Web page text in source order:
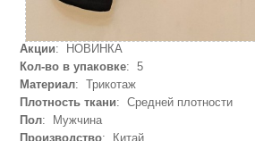
Акции: НОВИНКА
Кол-во в упаковке: 5
Материал: Трикотаж
Плотность ткани: Средней плотности
Пол: Мужчина
Производство: Китай